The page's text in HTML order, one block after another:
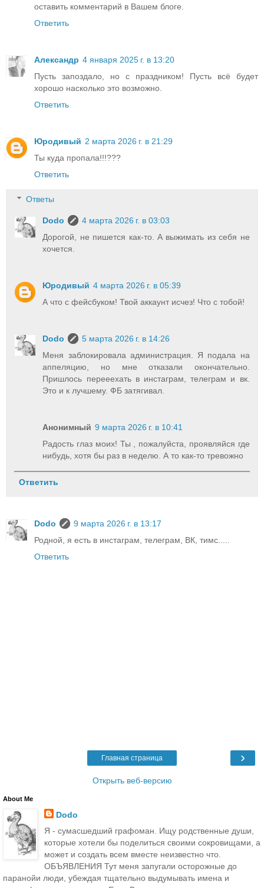
оставить комментарий в Вашем блоге.
Ответить
Александр 4 января 2025 г. в 13:20
Пусть запоздало, но с праздником! Пусть всё будет
хорошо насколько это возможно.
Ответить
Юродивый 2 марта 2026 г. в 21:29
Ты куда пропала!!!???
Ответить
Ответы
Dodo
4 марта 2026 г. в 03:03
Дорогой, не пишется как-то. А выжимать из себя не
хочется.
Юродивый 4 марта 2026 г. в 05:39
А что с фейсбуком! Твой аккаунт исчез! Что с тобой!
Dodo
5 марта 2026 г. в 14:26
Меня заблокировала администрация. Я подала на
аппеляцию, но мне отказали окончательно.
Пришлось перееехать в инстаграм, телеграм и вк.
Это и к лучшему. ФБ затягивал.
Анонимный 9 марта 2026 г. в 10:41
Радость глаз моих! Ты , пожалуйста, проявляйся где
нибудь, хотя бы раз в неделю. А то как-то тревожно
Ответить
Dodo
9 марта 2026 г. в 13:17
Родной, я есть в инстаграм, телеграм, ВК, тимс.....
Ответить
›
Главная страница
Открыть веб-версию
About Me
Dodo
Я - сумасшедший графоман. Ищу родственные души,
которые хотели бы поделиться своими сокровищами, а
может и создать всем вместе неизвестно что.
ОБЪЯВЛЕНИЯ Тут меня запугали осторожные до
паранойи люди, убеждая тщательно выдумывать имена и